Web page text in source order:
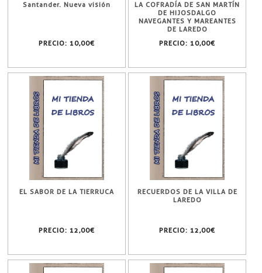
Santander. Nueva visión
PRECIO: 10,00€
LA COFRADÍA DE SAN MARTÍN
DE HIJOSDALGO
NAVEGANTES Y MAREANTES
DE LAREDO
PRECIO: 10,00€
EL SABOR DE LA TIERRUCA
PRECIO: 12,00€
RECUERDOS DE LA VILLA DE
LAREDO
PRECIO: 12,00€